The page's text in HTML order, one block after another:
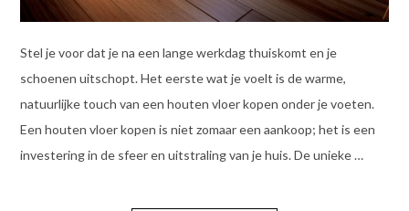
Stel je voor dat je na een lange werkdag thuiskomt en je
schoenen uitschopt. Het eerste wat je voelt is de warme,
natuurlijke touch van een houten vloer kopen onder je voeten.
Een houten vloer kopen is niet zomaar een aankoop; het is een
investering in de sfeer en uitstraling van je huis. De unieke …